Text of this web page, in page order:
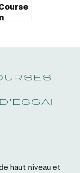
haut niveau et